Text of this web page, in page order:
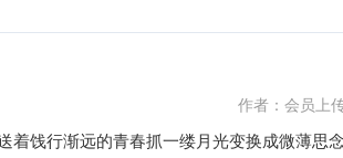
作者：会员上
着饯行渐远的青春抓一缕月光变换成微薄思念